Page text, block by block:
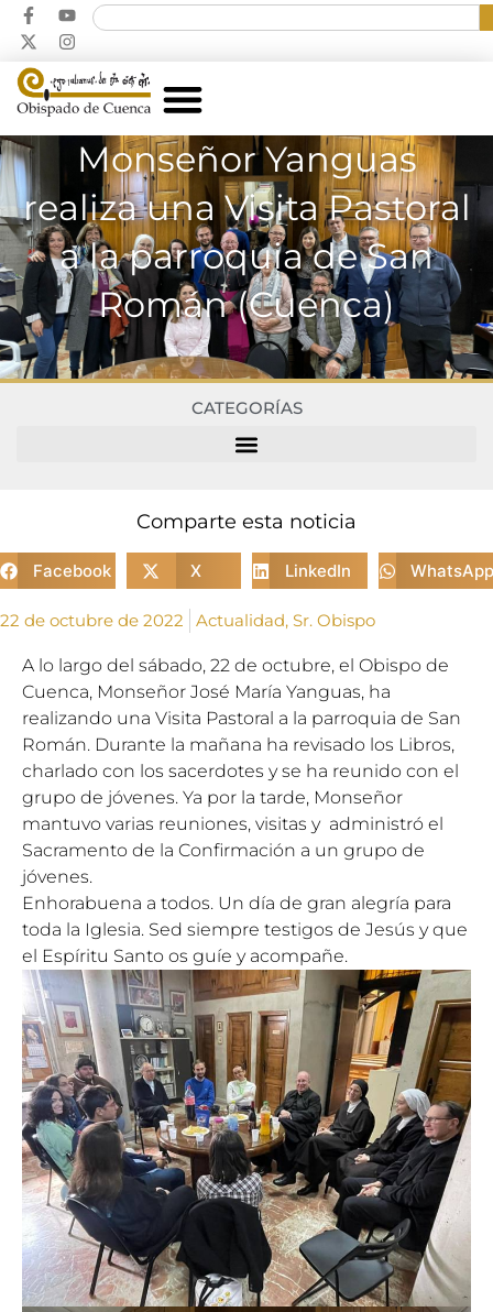
Monseñor Yanguas
realiza una Visita Pastoral
a la parroquia de San
Román (Cuenca)
CATEGORÍAS
Comparte esta noticia
Facebook X LinkedIn WhatsApp
22 de octubre de 2022 Actualidad, Sr. Obispo
A lo largo del sábado, 22 de octubre, el Obispo de
Cuenca, Monseñor José María Yanguas, ha
realizando una Visita Pastoral a la parroquia de San
Román. Durante la mañana ha revisado los Libros,
charlado con los sacerdotes y se ha reunido con el
grupo de jóvenes. Ya por la tarde, Monseñor
mantuvo varias reuniones, visitas y administró el
Sacramento de la Confirmación a un grupo de
jóvenes.
Enhorabuena a todos. Un día de gran alegría para
toda la Iglesia. Sed siempre testigos de Jesús y que
el Espíritu Santo os guíe y acompañe.